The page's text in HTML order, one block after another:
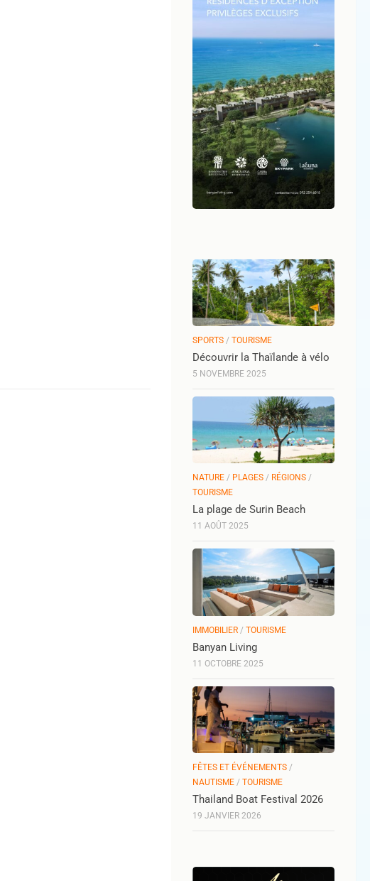
SPORTS / TOURISME
Découvrir la Thaïlande à vélo
5 NOVEMBRE 2025
NATURE / PLAGES / RÉGIONS /
TOURISME
La plage de Surin Beach
11 AOÛT 2025
IMMOBILIER / TOURISME
Banyan Living
11 OCTOBRE 2025
FÊTES ET ÉVÉNEMENTS /
NAUTISME / TOURISME
Thailand Boat Festival 2026
19 JANVIER 2026